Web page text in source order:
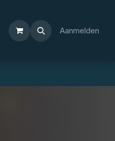
Aanmelden